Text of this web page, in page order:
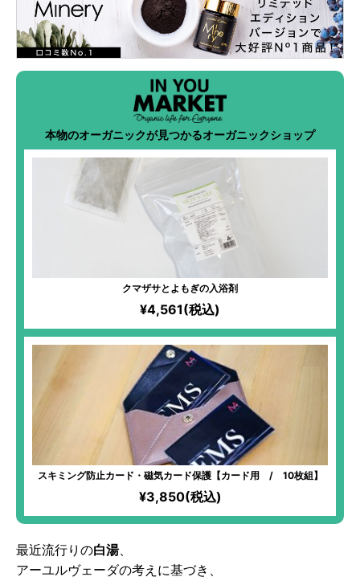
本物のオーガニックが見つかるオーガニックショップ
クマザサとよもぎの入浴剤
¥4,561(税込)
スキミング防止カード・磁気カード保護【カード用 / 10枚組】
¥3,850(税込)
最近流行りの白湯、
アーユルヴェーダの考えに基づき、